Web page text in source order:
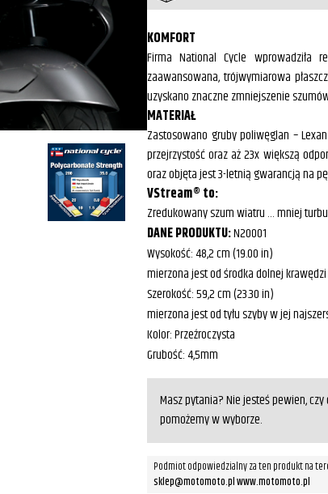
KOMFORT
Firma National Cycle wprowadziła
zaawansowana, trójwymiarowa
uzyskano znaczne zmniejszenie
MATERIAŁ
Zastosowano gruby poliwęglan –
przejrzystość oraz aż 23x większą
oraz objęta jest 3-letnią gwarancją na
VStream® to:
Zredukowany szum wiatru … mniej
DANE PRODUKTU:N20001
Wysokość: 48,2 cm (19.00 in)
mierzona jest od środka dolnej
Szerokość: 59,2 cm (23.30 in)
mierzona jest od tyłu szyby w jej
Kolor: Przeźroczysta
Grubość: 4,5mm
Masz pytania? Nie jesteś pewien,
pomożemy w wyborze.
Podmiot odpowiedzialny za ten produkt na
sklep@motomoto.pl www.motomoto.pl